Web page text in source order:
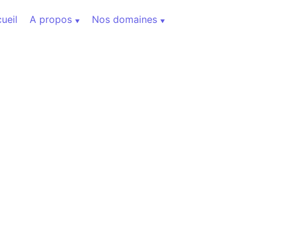
A propos Nos domaines